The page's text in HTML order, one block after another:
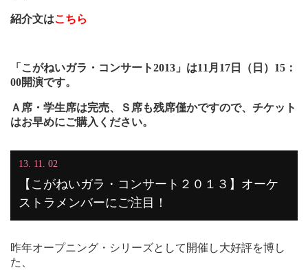
紹介文はこちら
「こがねいガラ・コンサート2013」は11月17日（日）15：
00開演です。
Ａ席・学生席は完売、Ｓ席も残席僅かですので、チケット
はお早めにご購入ください。
13. 11. 02
【こがねいガラ・コンサート２０１３】オーケ
ストラメンバーにご注目！
昨年オープニング・シリーズとして開催し大好評を博し
た、